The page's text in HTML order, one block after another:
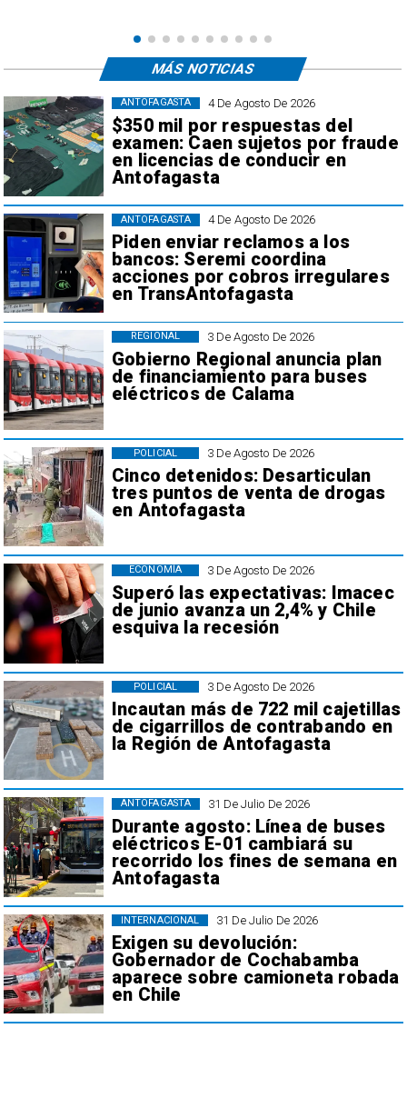
4 De Agosto De 2026
$350 mil por respuestas del
examen: Caen sujetos por fraude
en licencias de conducir en
Antofagasta
ANTOFAGASTA
4 De Agosto De 2026
Piden enviar reclamos a los
bancos: Seremi coordina
acciones por cobros irregulares
en TransAntofagasta
ANTOFAGASTA
3 De Agosto De 2026
Gobierno Regional anuncia plan
de financiamiento para buses
eléctricos de Calama
REGIONAL
3 De Agosto De 2026
Cinco detenidos: Desarticulan
tres puntos de venta de drogas
en Antofagasta
POLICIAL
3 De Agosto De 2026
Superó las expectativas: Imacec
de junio avanza un 2,4% y Chile
esquiva la recesión
ECONOMÍA
3 De Agosto De 2026
Incautan más de 722 mil cajetillas
de cigarrillos de contrabando en
la Región de Antofagasta
POLICIAL
31 De Julio De 2026
Durante agosto: Línea de buses
eléctricos E-01 cambiará su
recorrido los fines de semana en
Antofagasta
ANTOFAGASTA
31 De Julio De 2026
Exigen su devolución:
Gobernador de Cochabamba
aparece sobre camioneta robada
en Chile
INTERNACIONAL
MÁS NOTICIAS